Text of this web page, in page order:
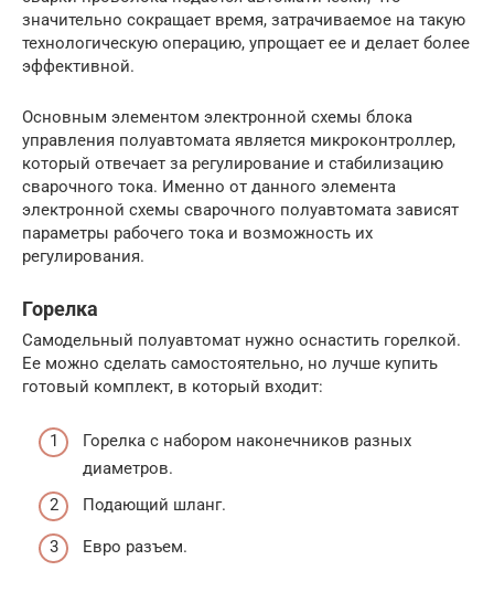
значительно сокращает время, затрачиваемое на такую
технологическую операцию, упрощает ее и делает более
эффективной.
Основным элементом электронной схемы блока
управления полуавтомата является микроконтроллер,
который отвечает за регулирование и стабилизацию
сварочного тока. Именно от данного элемента
электронной схемы сварочного полуавтомата зависят
параметры рабочего тока и возможность их
регулирования.
Горелка
Самодельный полуавтомат нужно оснастить горелкой.
Ее можно сделать самостоятельно, но лучше купить
готовый комплект, в который входит:
Горелка с набором наконечников разных
диаметров.
Подающий шланг.
Евро разъем.